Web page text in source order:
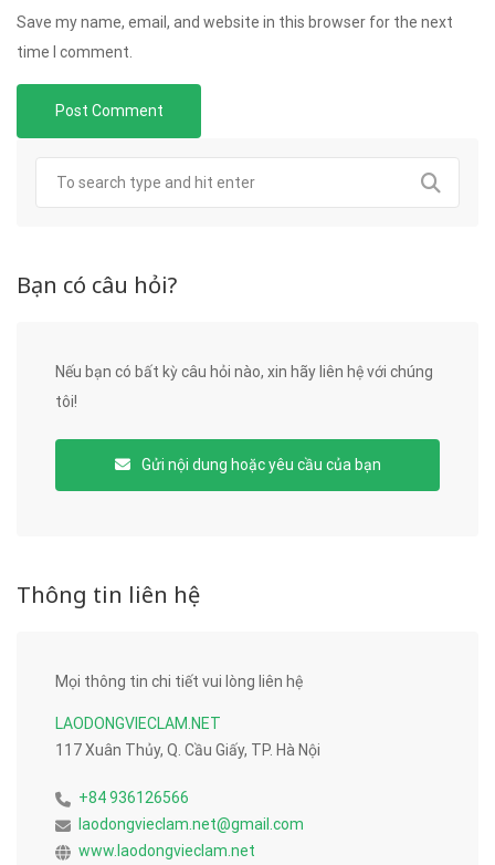
Save my name, email, and website in this browser for the next
time I comment.
Bạn có câu hỏi?
Nếu bạn có bất kỳ câu hỏi nào, xin hãy liên hệ với chúng
tôi!
Gửi nội dung hoặc yêu cầu của bạn
Thông tin liên hệ
Mọi thông tin chi tiết vui lòng liên hệ
LAODONGVIECLAM.NET
117 Xuân Thủy, Q. Cầu Giấy, TP. Hà Nội
+84 936126566
laodongvieclam.net@gmail.com
www.laodongvieclam.net